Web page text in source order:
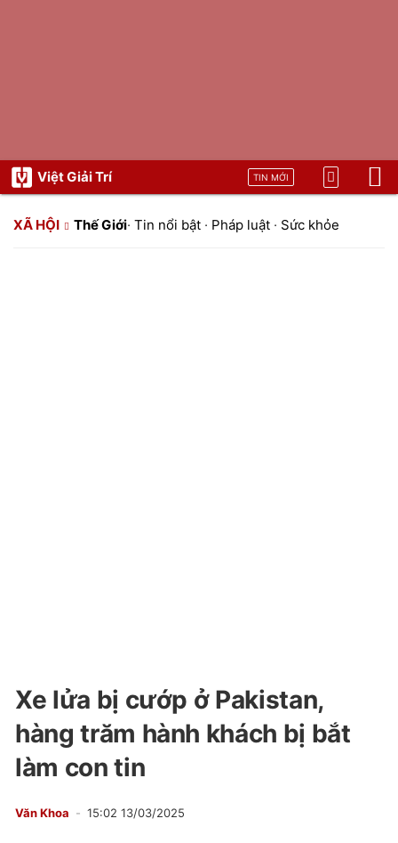
Việt Giải Trí TIN MỚI
XÃ HỘI Thế Giới· Tin nổi bật · Pháp luật · Sức khỏe
Xe lửa bị cướp ở Pakistan,
hàng trăm hành khách bị bắt
làm con tin
Văn Khoa 15:02 13/03/2025